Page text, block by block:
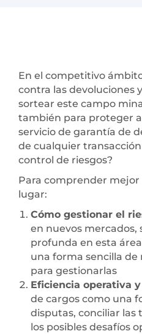
En el competitivo
contra las devoluciones
sortear este campo
también para proteger
servicio de garantía de
de cualquier
control de riesgos?
Para comprender
lugar:
Cómo gestionar el
en nuevos mercados,
profunda en esta
una forma sencilla
para gestionarlas
Eficiencia operativa
de cargos como una
disputas, conciliar las
los posibles desafíos